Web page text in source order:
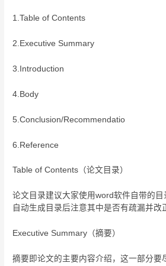
1.Table of Contents
2.Executive Summary
3.Introduction
4.Body
5.Conclusion/Recommendatio
6.Reference
Table of Contents（论文目录）
论文目录建议大家使用word软件自带的
自动生成目录后注意其中是否有疏漏并改
Executive Summary（摘要）
摘要即论文的主要内容介绍，这一部分要